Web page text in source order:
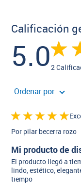
Calificación
5.02
Ordenar por
Por pilar becerra rozo
Mi producto de
El producto llegó a
lindo, estético,
tiempo